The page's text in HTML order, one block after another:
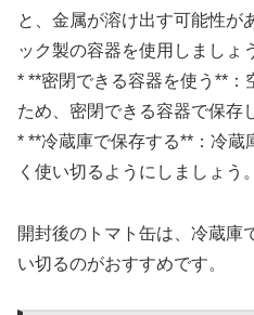
と、金属が溶け出す可能性が
ック製の容器を使用しましょ
* **密閉できる容器を使う**：
ため、密閉できる容器で保存
* **冷蔵庫で保存する**：冷蔵
く使い切るようにしましょう。
開封後のトマト缶は、冷蔵庫
い切るのがおすすめです。